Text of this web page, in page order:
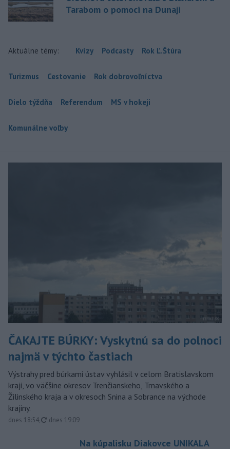
Tarabom o pomoci na Dunaji
Aktuálne témy: Kvízy Podcasty Rok Ľ.Štúra
Turizmus Cestovanie Rok dobrovoľníctva
Dielo týždňa Referendum MS v hokeji
Komunálne voľby
ČAKAJTE BÚRKY: Vyskytnú sa do polnoci
najmä v týchto častiach
Výstrahy pred búrkami ústav vyhlásil v celom Bratislavskom
kraji, vo väčšine okresov Trenčianskeho, Trnavského a
Žilinského kraja a v okresoch Snina a Sobrance na východe
krajiny.
dnes 18:54, aktualizované
dnes 19:09
Na kúpalisku Diakovce UNIKALA